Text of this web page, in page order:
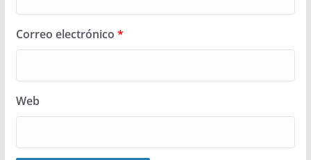
Correo electrónico *
Web